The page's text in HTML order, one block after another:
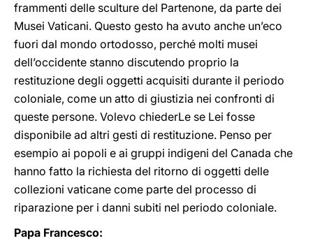
frammenti delle sculture del Partenone, da parte dei
Musei Vaticani. Questo gesto ha avuto anche un’eco
fuori dal mondo ortodosso, perché molti musei
dell’occidente stanno discutendo proprio la
restituzione degli oggetti acquisiti durante il periodo
coloniale, come un atto di giustizia nei confronti di
queste persone. Volevo chiederLe se Lei fosse
disponibile ad altri gesti di restituzione. Penso per
esempio ai popoli e ai gruppi indigeni del Canada che
hanno fatto la richiesta del ritorno di oggetti delle
collezioni vaticane come parte del processo di
riparazione per i danni subiti nel periodo coloniale.
Papa Francesco: